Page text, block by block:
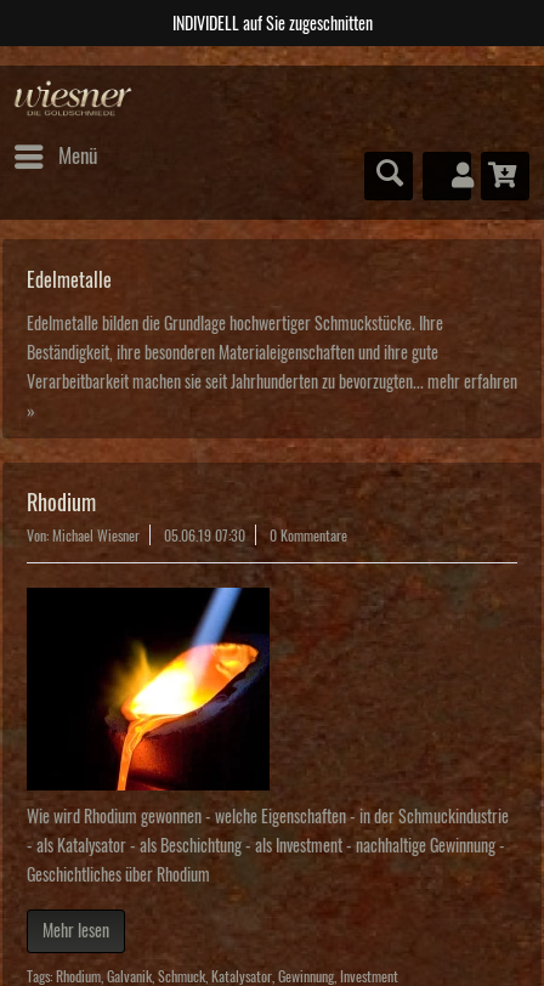
ABSOLUTE Unikate
Menü
Edelmetalle
Edelmetalle bilden die Grundlage hochwertiger Schmuckstücke. Ihre
Beständigkeit, ihre besonderen Materialeigenschaften und ihre gute
Verarbeitbarkeit machen sie seit Jahrhunderten zu bevorzugten... mehr erfahren
»
Rhodium
Von: Michael Wiesner 05.06.19 07:30 0 Kommentare
Wie wird Rhodium gewonnen - welche Eigenschaften - in der Schmuckindustrie
- als Katalysator - als Beschichtung - als Investment - nachhaltige Gewinnung -
Geschichtliches über Rhodium
Mehr lesen
Tags: Rhodium Galvanik Schmuck Katalysator Gewinnung, Investment